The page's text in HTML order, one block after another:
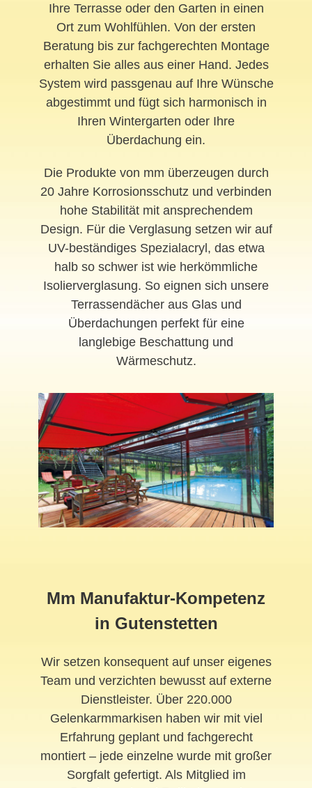
Ihre Terrasse oder den Garten in einen
Ort zum Wohlfühlen. Von der ersten
Beratung bis zur fachgerechten Montage
erhalten Sie alles aus einer Hand. Jedes
System wird passgenau auf Ihre Wünsche
abgestimmt und fügt sich harmonisch in
Ihren Wintergarten oder Ihre
Überdachung ein.
Die Produkte von mm überzeugen durch
20 Jahre Korrosionsschutz und verbinden
hohe Stabilität mit ansprechendem
Design. Für die Verglasung setzen wir auf
UV-beständiges Spezialacryl, das etwa
halb so schwer ist wie herkömmliche
Isolierverglasung. So eignen sich unsere
Terrassendächer aus Glas und
Überdachungen perfekt für eine
langlebige Beschattung und
Wärmeschutz.
Mm Manufaktur-Kompetenz
in Gutenstetten
Wir setzen konsequent auf unser eigenes
Team und verzichten bewusst auf externe
Dienstleister. Über 220.000
Gelenkarmmarkisen haben wir mit viel
Erfahrung geplant und fachgerecht
montiert – jede einzelne wurde mit großer
Sorgfalt gefertigt. Als Mitglied im